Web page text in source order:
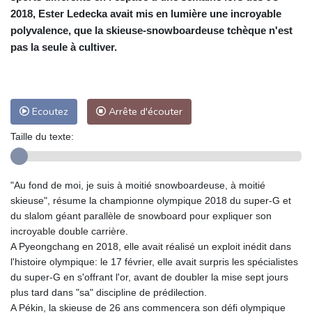
2018, Ester Ledecka avait mis en lumière une incroyable
polyvalence, que la skieuse-snowboardeuse tchèque n'est
pas la seule à cultiver.
Ecoutez Arrête d'écouter
Taille du texte:
"Au fond de moi, je suis à moitié snowboardeuse, à moitié
skieuse", résume la championne olympique 2018 du super-G et
du slalom géant parallèle de snowboard pour expliquer son
incroyable double carrière.
A Pyeongchang en 2018, elle avait réalisé un exploit inédit dans
l'histoire olympique: le 17 février, elle avait surpris les spécialistes
du super-G en s'offrant l'or, avant de doubler la mise sept jours
plus tard dans "sa" discipline de prédilection.
A Pékin, la skieuse de 26 ans commencera son défi olympique